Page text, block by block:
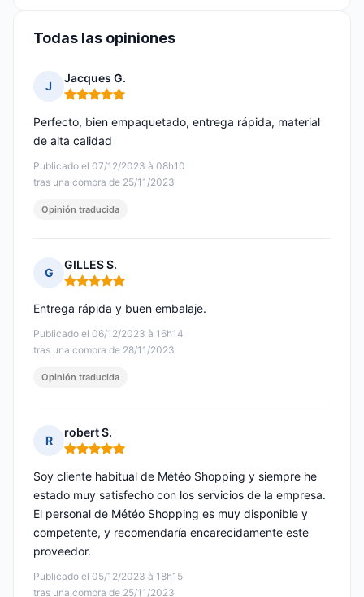
Todas las opiniones
J
Jacques G.
Nota: 5 de 5
Publicado el 07/12/2023 à 08h10
tras una compra de 25/11/2023
Perfecto, bien empaquetado, entrega rápida, material
de alta calidad
Opinión traducida
G
GILLES S.
Nota: 5 de 5
Publicado el 06/12/2023 à 16h14
tras una compra de 28/11/2023
Entrega rápida y buen embalaje.
Opinión traducida
R
robert S.
Nota: 5 de 5
Publicado el 05/12/2023 à 18h15
tras una compra de 25/11/2023
Soy cliente habitual de Météo Shopping y siempre he
estado muy satisfecho con los servicios de la empresa.
El personal de Météo Shopping es muy disponible y
competente, y recomendaría encarecidamente este
proveedor.